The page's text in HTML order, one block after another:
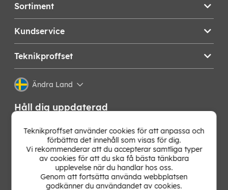
Sortiment
Kundservice
Teknikproffset
Ändra Land
Håll dig uppdaterad
Få de senaste nyheterna, hetaste erbjudandena och
bästa tipsen från oss direkt i din mejlkorg. Signa upp på
vårt nyhetsbrev!
Teknikproffset använder cookies för att anpassa och
förbättra det innehåll som visas för dig.
Vi rekommenderar att du accepterar samtliga typer
av cookies för att du ska få bästa tänkbara
upplevelse när du handlar hos oss.
Genom att fortsätta använda webbplatsen
godkänner du användandet av cookies.